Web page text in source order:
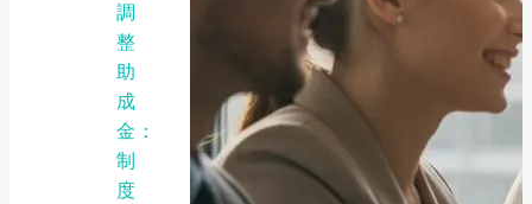
調
整
助
成
金：
制
度